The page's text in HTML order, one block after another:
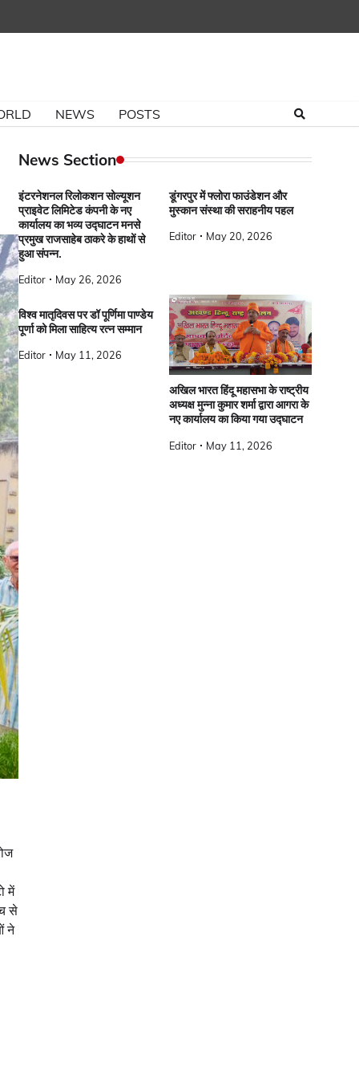
NEWS POSTS
में
से
ने
News Section
इंटरनेशनल रिलोकशन सोल्यूशन
प्राइवेट लिमिटेड कंपनी के नए
कार्यालय का भव्य उद्घाटन मनसे
प्रमुख राजसाहेब ठाकरे के हाथों से
हुआ संपन्न.
Editor May 26, 2026
डूंगरपुर में फ्लोरा फाउंडेशन और
मुस्कान संस्था की सराहनीय पहल
Editor May 20, 2026
विश्व मातृदिवस पर डॉ पूर्णिमा पाण्डेय
पूर्णा को मिला साहित्य रत्न सम्मान
Editor May 11, 2026
अखिल भारत हिंदू महासभा के राष्ट्रीय
अध्यक्ष मुन्ना कुमार शर्मा द्वारा आगरा के
नए कार्यालय का किया गया उद्घाटन
Editor May 11, 2026